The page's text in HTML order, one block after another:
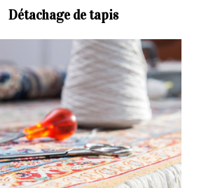
Détachage de tapis